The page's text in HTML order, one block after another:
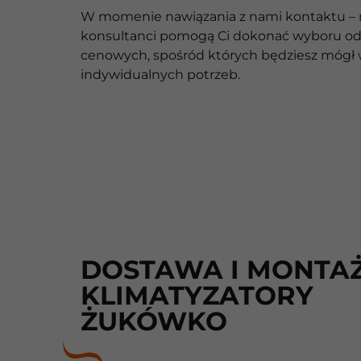
W momenie nawiązania z nami kontaktu –
konsultanci pomogą Ci dokonać wyboru
cenowych, spośród których będziesz
indywidualnych potrzeb.
DOSTAWA I
KLIMATYZATORY
ŻUKÓWKO